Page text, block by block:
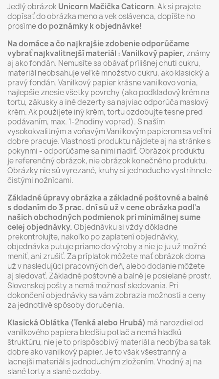
Jedlý obrázokUnicorn Mačička Caticorn. Ak si prajete
dopísať do obrázka meno a vek oslávenca, dopíšte ho
prosímedo poznámky k objednávke!
Na domáce a čo najkrajšie zdobenie odporúčame
vybrať najkvalitnejší materiál : Vanilkový papier, známy
aj ako fondán. Nemusíte sa obávať prílišnej chuti cukru,
materiál neobsahuje veľké množstvo cukru, ako klasický a
pravý fondán. Vanilkový papier krásne vanilkovo vonia,
najlepšie znesie všetky povrchy (ako podkladový krém na
tortu, zákusky a iné dezerty sa najviac odporúča maslový
krém. Ak použijete iný krém, tortu ozdobujte tesne pred
podávaním, max. 1-2hodiny vopred). S naším
vysokokvalitným a voňavým Vanilkovým papierom sa veľmi
dobre pracuje. Vlastnosti produktu nájdete aj na stránke s
pokynmi - odporúčame sa nimi riadiť. Obrázok produktu
je referenčný obrázok, nie obrázok konečného produktu.
Obrázky nie sú vyrezané, kruhy si jednoducho vystrihnete
čistými nožnícami.
Základné úpravy obrázka a základné poštovné a balné
s dodaním do 3 prac. dní sú už v cene obrázka podľa
našich obchodných podmienok pri minimálnej sume
celej objednávky.Objednávku si vždy dôkladne
prekontrolujte, nakoľko po zaplatení objednávky,
objednávka putuje priamo do výroby a nie je ju už možné
meniť, ani zrušiť. Za príplatok môžete mať obrázok doma
už v nasledujúci pracovných deň, alebo dodanie môžete
aj sledovať. Základné poštovné a balné je posielané prostr.
Slovenskej pošty a nemá možnosť sledovania. Pri
dokončení objednávky sa vám zobrazia možnosti a ceny
za jednotlivé spôsoby doručenia.
Klasická Oblátka (Tenká alebo Hrubá) má narozdiel od
vanilkového papiera bledšiu potlač a nemá hladkú
štruktúru, nie je to prispôsobivý materiál a neobýba sa tak
dobre ako vanilkový papier. Je to však všestranný a
lacnejši materiál s jednoduchým zložením. Vhodný aj na
slané torty a slané ozdoby.